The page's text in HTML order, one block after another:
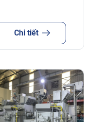
Chi tiết